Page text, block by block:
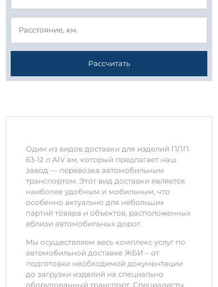
Рассчитать
Один из видов доставки для изделий ПЛП
63-12 л AIV ам, который предлагает наш
завод — перевозка автомобильным
транспортом. Этот вид доставки является
наиболее удобным и мобильным, что
особенно актуально для небольших
партий товара и объектов, расположенных
вблизи автомобильных дорог.
Мы осуществляем весь комплекс услуг по
автомобильной доставке ЖБИ – от
подготовки необходимой документации
до загрузки изделий на специально
оборудованный транспорт. Специалисты